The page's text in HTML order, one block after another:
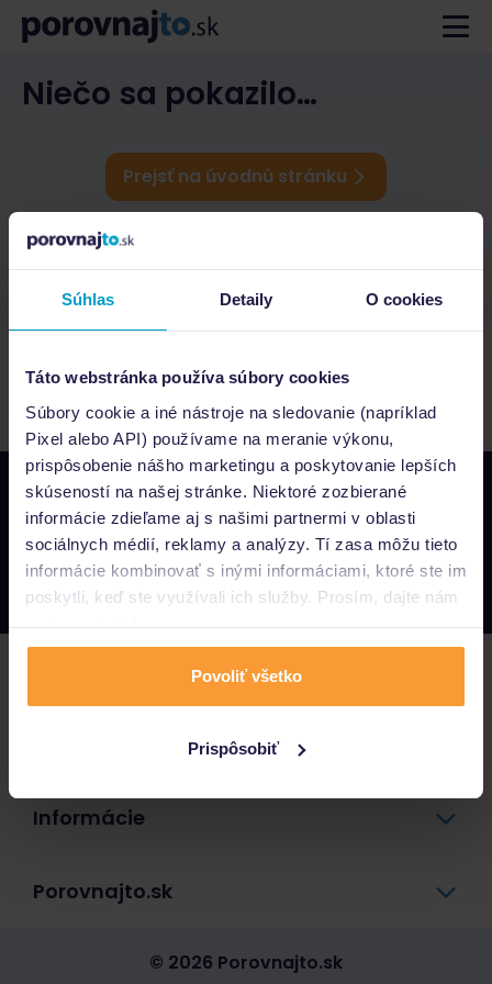
Súhlas Detaily O cookies
Táto webstránka používa súbory cookies
Súbory cookie a iné nástroje na sledovanie (napríklad
Pixel alebo API) používame na meranie výkonu,
prispôsobenie nášho marketingu a poskytovanie lepších
skúseností na našej stránke. Niektoré zozbierané
informácie zdieľame aj s našimi partnermi v oblasti
sociálnych médií, reklamy a analýzy. Tí zasa môžu tieto
informácie kombinovať s inými informáciami, ktoré ste im
poskytli, keď ste využívali ich služby. Prosím, dajte nám
na to svoj súhlas.
Povoliť všetko
Prispôsobiť
Niečo sa pokazilo…
Prejsť na úvodnú stránku
Napíšte nám
info@porovnajto.sk
Zavolajte nám
0800 400 300
Informácie
Porovnajto.sk
© 2026 Porovnajto.sk